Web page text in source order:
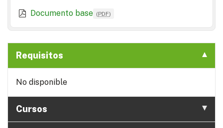
Documento base (PDF)
Requisitos
No disponible
Cursos